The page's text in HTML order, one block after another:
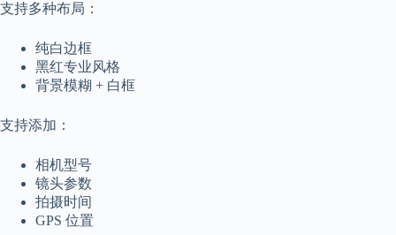
支持多种布局：
纯白边框
黑红专业风格
背景模糊 + 白框
支持添加：
相机型号
镜头参数
拍摄时间
GPS 位置